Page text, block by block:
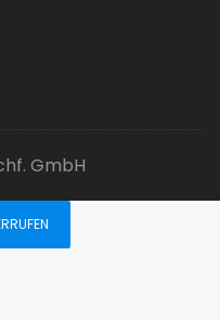
GmbH